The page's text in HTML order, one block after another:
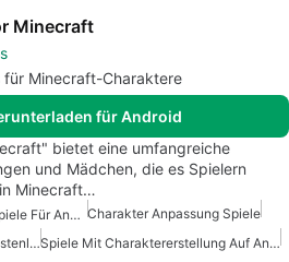
Minecraft
für Minecraft-Charaktere
für Android
bietet eine umfangreiche
und Mädchen, die es Spielern
Minecraft…
Charakter Anpassungs Spiele Für Android Charakter Anpassung Spiele
Charakter Anpassungs Spiele Kostenlos
Spiele Mit Charaktererstellung Auf Android